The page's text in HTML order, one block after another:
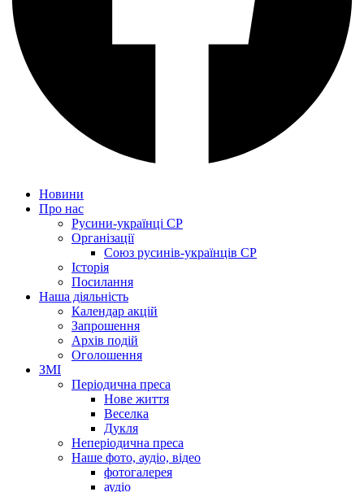
Новини
Про нас
Русини-українці СР
Організації
Союз русинів-українців СР
Історія
Посилання
Наша діяльність
Календар акцій
Запрошення
Архів подій
Оголошення
ЗМІ
Періодична преса
Нове життя
Веселка
Дукля
Неперіодична преса
Наше фото, аудіо, відео
фотогалерея
аудіо